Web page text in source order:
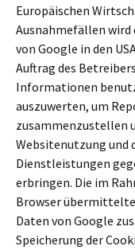
Europäischen
Ausnahmefällen wird
von Google in den
Auftrag des
Informationen
auszuwerten, um
zusammenzustellen
Websitenutzung und
Dienstleistungen
erbringen. Die im
Browser
Daten von Google
Speicherung der